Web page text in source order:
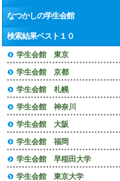
なつかしの学生会館
検索結果ベスト１０
学生会館 東京
学生会館 京都
学生会館 札幌
学生会館 神奈川
学生会館 大阪
学生会館 福岡
学生会館 早稲田大学
学生会館 東京大学